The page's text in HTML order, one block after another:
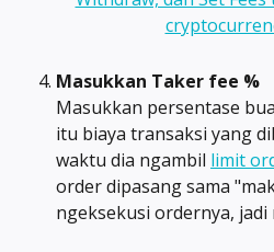
Masukkan Taker fee %
Masukkan persentase
itu biaya transaksi yang
waktu dia ngambil limit
order dipasang sama
ngeksekusi ordernya,